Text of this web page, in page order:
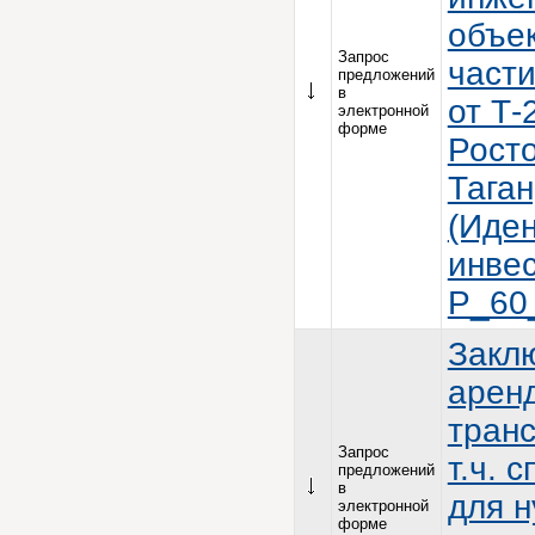
Запрос
предложений
в
электронной
форме
от Т-
Запрос
предложений
в
электронной
форме
т.ч.
для